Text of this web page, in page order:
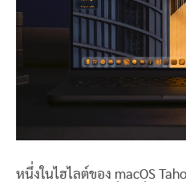
หนึ่งในไฮไลต์ของ macOS